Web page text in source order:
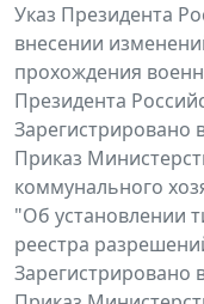
Указ Президента
внесении
прохождения
Президента
Зарегистрировано
Приказ
коммунального
"Об установлении
реестра
Зарегистрировано